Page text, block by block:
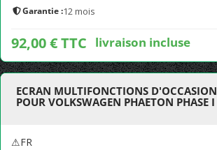
Garantie :12 mois
92,00 € TTC livraison incluse
ECRAN MULTIFONCTIONS D'OCCASION
POUR VOLKSWAGEN PHAETON PHASE I
⚠FR